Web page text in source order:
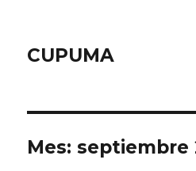
CUPUMA
Mes:septiembre